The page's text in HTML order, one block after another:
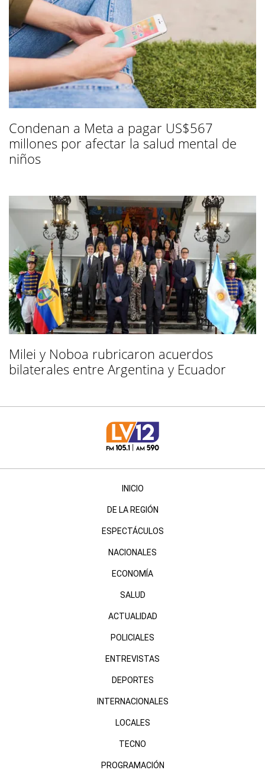
Condenan a Meta a pagar US$567
millones por afectar la salud mental de
niños
Milei y Noboa rubricaron acuerdos
bilaterales entre Argentina y Ecuador
INICIO
DE LA REGIÓN
ESPECTÁCULOS
NACIONALES
ECONOMÍA
SALUD
ACTUALIDAD
POLICIALES
ENTREVISTAS
DEPORTES
INTERNACIONALES
LOCALES
TECNO
PROGRAMACIÓN